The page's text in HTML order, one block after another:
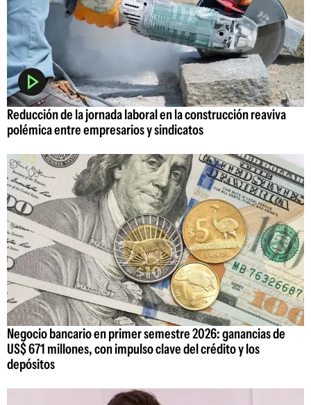
Reducción de la jornada laboral en la construcción reaviva
polémica entre empresarios y sindicatos
Negocio bancario en primer semestre 2026: ganancias de
US$ 671 millones, con impulso clave del crédito y los
depósitos